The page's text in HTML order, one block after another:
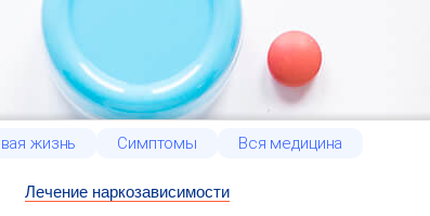
жизнь Симптомы Вся медицина
Лечение наркозависимости